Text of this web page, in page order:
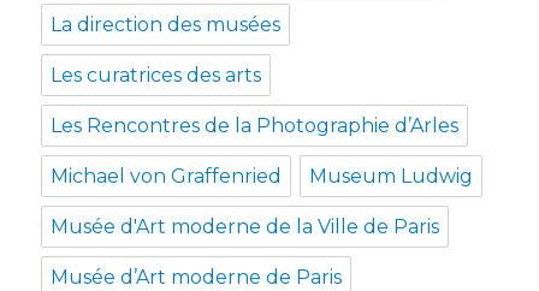
La direction des musées
Les curatrices des arts
Les Rencontres de la Photographie d’Arles
Michael von Graffenried Museum Ludwig
Musée d'Art moderne de la Ville de Paris
Musée d’Art moderne de Paris